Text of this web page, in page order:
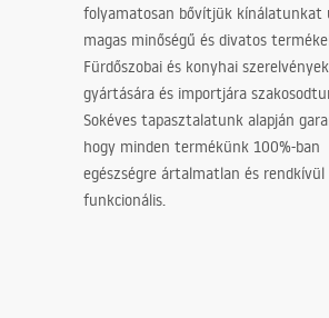
folyamatosan bővítjük kínálatunkat
magas minőségű és divatos
Fürdőszobai és konyhai szerelvények
gyártására és importjára
Sokéves tapasztalatunk alapján
hogy minden termékünk 100%-ban
egészségre ártalmatlan és rendkívül
funkcionális.